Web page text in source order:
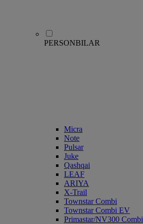
PERSONBILAR
Micra
Note
Pulsar
Juke
Qashqai
LEAF
ARIYA
X-Trail
Townstar Combi
Townstar Combi EV
Primastar/NV300 Combi